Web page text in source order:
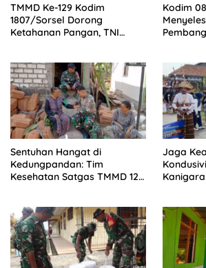
TMMD Ke-129 Kodim
1807/Sorsel Dorong
Ketahanan Pangan, TNI
Kampung Sesor
Kodim
Sentuhan Hangat di
Kedungpandan: Tim
Kesehatan Satgas TMMD 129
Kesehatan Warga
Jaga